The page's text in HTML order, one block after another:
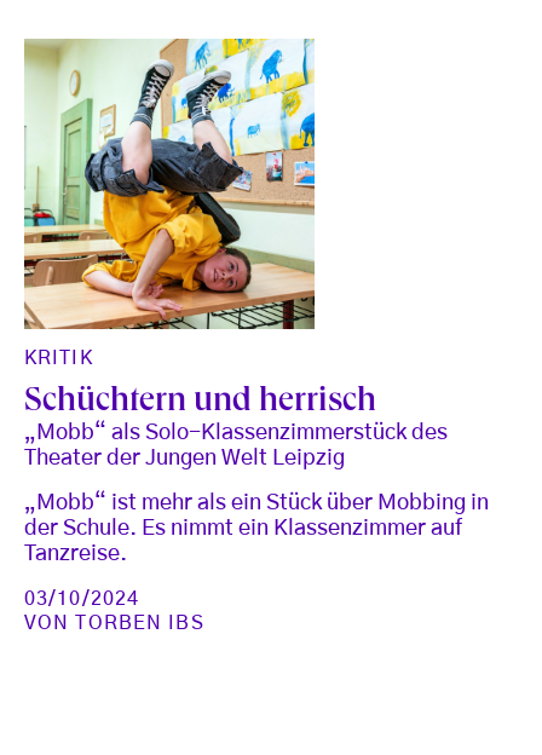
KRITIK
Schüchtern und herrisch
„Mobb“ als Solo-Klassenzimmerstück des
Theater der Jungen Welt Leipzig
„Mobb“ ist mehr als ein Stück über Mobbing in
der Schule. Es nimmt ein Klassenzimmer auf
Tanzreise.
03/10/2024
VON
TORBEN IBS